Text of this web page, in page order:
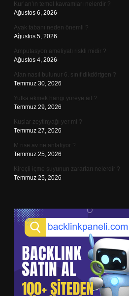
Kur’an’ın temel kavramları nelerdir ?
Ağustos 6, 2026
Ayak tabanı neden önemli ?
Ağustos 5, 2026
Amputasyon ameliyatı riskli midir ?
Ağustos 4, 2026
Alan nasıl bulunur 6. sınıf dikdörtgen ?
Temmuz 30, 2026
Yufka ekmek hangi yöreye ait ?
Temmuz 29, 2026
Kuşlar zeytinyağı yer mi ?
Temmuz 27, 2026
M rise av ne anlatıyor ?
Temmuz 25, 2026
Kireçli içme suyunun zararları nelerdir ?
Temmuz 25, 2026